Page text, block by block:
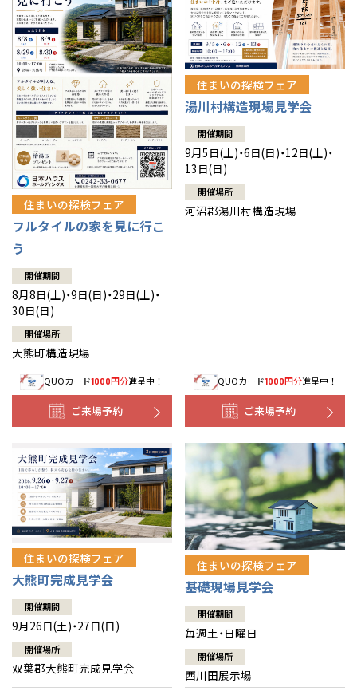
住まいの探検フェア
フルタイルの家を見に行こ
う
開催期間
8月8日(土)・9日(日)・29日(土)・
30日(日)
開催場所
大熊町構造現場
QUOカード1000円分進呈中！
ご来場予約
住まいの探検フェア
湯川村構造現場見学会
開催期間
9月5日(土)・6日(日)・12日(土)・
13日(日)
開催場所
河沼郡湯川村構造現場
QUOカード1000円分進呈中！
ご来場予約
住まいの探検フェア
大熊町完成見学会
開催期間
9月26日(土)・27日(日)
開催場所
双葉郡大熊町完成見学会
住まいの探検フェア
基礎現場見学会
開催期間
毎週土・日曜日
開催場所
西川田展示場